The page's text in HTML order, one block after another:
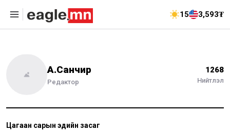
15 3,593₮
А.Санчир
Редактор
1268
Нийтлэл
Цагаан сарын эдийн засаг